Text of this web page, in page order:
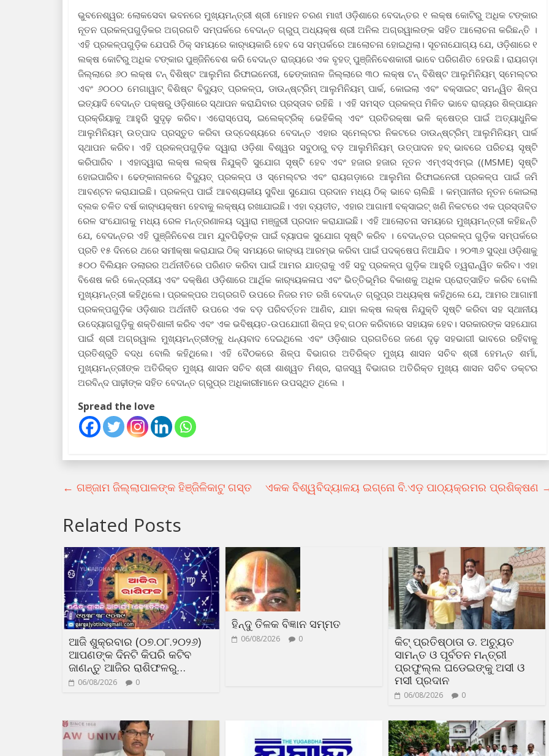
ଭୁବନେଶ୍ୱର: ଲୋକସେବା ଭବନରେ ମୁଖ୍ୟମନ୍ତ୍ରୀ ଶ୍ରୀ ମୋହନ ଚରଣ ମାଝୀ ଓଡ଼ିଶାରେ ବେଦାନ୍ତର ୧ ଲକ୍ଷ କୋଟିରୁ ଅଧିକ ଟଙ୍କାର
ନୂତନ ପ୍ରକଳ୍ପଗୁଡ଼ିକର ଅଗ୍ରଗତି ସମ୍ପର୍କରେ ବେଦାନ୍ତ ଗ୍ରୁପ୍ ଅଧ୍ୟକ୍ଷ ଶ୍ରୀ ଅନିଲ ଅଗ୍ରୱାଲଙ୍କ ସହିତ ଆଲୋଚନା କରିଛନ୍ତି ।
ଏହି ପ୍ରକଳ୍ପଗୁଡ଼ିକ ଯେପରି ଠିକ୍ ସମୟରେ କାର‌୍ୟ୍ୟକାରି ହେବ ସେ ସମ୍ପର୍କରେ ଆଲୋଚନା ହୋଇଥିଲା। ସୂଚନାଯୋଗ୍ୟ ଯେ, ଓଡ଼ିଶାରେ ୧
ଲକ୍ଷ କୋଟିରୁ ଅଧିକ ଟଙ୍କାର ପୁଞ୍ଜିନିବେଶ କରି ବେଦାନ୍ତ ରାଜ୍ୟରେ ଏକ ବୃହତ୍ ପୁଞ୍ଜିନିବେଶକାରୀ ଭାବେ ପରିଗଣିତ ହେଉଛି। ରାୟଗଡ଼ା
ଜିଲ୍ଲାରେ ୬୦ ଲକ୍ଷ ଟନ୍ ବିଶିଷ୍ଟ ଆଲୁମିନା ରିଫାଇନେରୀ, ଢେଙ୍କାନାଳ ଜିଲ୍ଲାରେ ୩୦ ଲକ୍ଷ ଟନ୍ ବିଶିଷ୍ଟ ଆଲୁମିନିୟମ୍ ସ୍ମେଲ୍ଟର
ଏବଂ ୬୦୦୦ ମେଗାୱାଟ୍ ବିଶିଷ୍ଟ ବିଦ୍ୟୁତ୍ ପ୍ରକଳ୍ପ, ଡାଉନ୍ଷ୍ଟ୍ରିମ୍ ଆଲୁମିନିୟମ୍ ପାର୍କ, କୋଇଲା ଏବଂ ବକ୍ସାଇଟ୍ ସମନ୍ୱିତ ଶିଳ୍ପ
ଇତ୍ୟାଦି ବେଦାନ୍ତ ପକ୍ଷରୁ ଓଡ଼ିଶାରେ ସ୍ଥାପନ କରାଯିବାର ପ୍ରସ୍ତାବ ରହିଛି । ଏହି ସମସ୍ତ ପ୍ରକଳ୍ପ ମିଳିତ ଭାବେ ରାଜ୍ୟର ଶିଳ୍ପାୟନ
ପ୍ରକ୍ରିୟାକୁ ଆହୁରି ସୁଦୃଢ଼ କରିବ। ଏରୋସ୍ପେସ୍, ଇଲେକ୍ଟ୍ରିକ୍ ଭେହିକିଲ୍ ଏବଂ ପ୍ରତିରକ୍ଷା ଭଳି କ୍ଷେତ୍ର ପାଇଁ ଅତ୍ୟାଧୁନିକ
ଆଲୁମିନିୟମ୍ ଉତ୍ପାଦ ପ୍ରସ୍ତୁତ କରିବା ଉଦ୍ଦେଶ୍ୟରେ ବେଦାନ୍ତ ଏହାର ସ୍ମେଲ୍ଟର ନିକଟରେ ଡାଉନ୍ଷ୍ଟ୍ରିମ୍ ଆଲୁମିନିୟମ୍ ପାର୍କ
ସ୍ଥାପନ କରିବ। ଏହି ପ୍ରକଳ୍ପଗୁଡ଼ିକ ଦ୍ୱାରା ଓଡ଼ିଶା ବିଶ୍ୱର ସବୁଠାରୁ ବଡ଼ ଆଲୁମିନିୟମ୍ ଉତ୍ପାଦନ ହବ୍ ଭାବରେ ପରିଚୟ ସୃଷ୍ଟି
କରିପାରିବ । ଏହାଦ୍ୱାରା ଲକ୍ଷ ଲକ୍ଷ ନିଯୁକ୍ତି ସୁଯୋଗ ସୃଷ୍ଟି ହେବ ଏବଂ ହଜାର ହଜାର ନୂତନ ଏମ୍ଏସ୍ଏମ୍ଇ ((MSME) ସୃଷ୍ଟି
ହୋଇପାରିବ। ଢେଙ୍କାନାଳରେ ବିଦ୍ୟୁତ୍ ପ୍ରକଳ୍ପ ଓ ସ୍ମେଲ୍ଟର ଏବଂ ରାୟଗଡ଼ାରେ ଆଲୁମିନା ରିଫାଇନେରୀ ପ୍ରକଳ୍ପ ପାଇଁ ଜମି
ଆବଣ୍ଟନ କରାଯାଇଛି। ପ୍ରକଳ୍ପ ପାଇଁ ଆବଶ୍ୟକୀୟ ସୁବିଧା ସୁଯୋଗ ପ୍ରଦାନ ମଧ୍ୟ ଠିକ୍ ଭାବେ ଚାଲିଛି । କମ୍ପାନୀର ନୂତନ କୋଇଲା
ବ୍ଲକ ଚଳିତ ବର୍ଷ କାର‌୍ୟ୍ୟକ୍ଷମ ହେବାକୁ ଲକ୍ଷ୍ୟ ରଖାଯାଇଛି। ଏହା ବ୍ୟତୀତ, ଏହାର ଆଗାମୀ ବକ୍ସାଇଟ୍ ଖଣି ନିକଟରେ ଏକ ପ୍ରସ୍ତାବିତ
ରେଳ ସଂଯୋଗକୁ ମଧ୍ୟ ରେଳ ମନ୍ତ୍ରଣାଳୟ ଦ୍ୱାରା ମଞ୍ଜୁରୀ ପ୍ରଦାନ କରାଯାଇଛି। ଏହି ଆଲୋଚନା ସମୟରେ ମୁଖ୍ୟମନ୍ତ୍ରୀ କହିଛନ୍ତି
ଯେ, ବେଦାନ୍ତର ଏହି ପୁଞ୍ଜିନିବେଶ ଆମ ଯୁବପିଢ଼ିଙ୍କ ପାଇଁ ବ୍ୟାପକ ସୁଯୋଗ ସୃଷ୍ଟି କରିବ । ବେଦାନ୍ତର ପ୍ରକଳ୍ପ ଗୁଡ଼ିକ ସମ୍ପର୍କରେ
ପ୍ରତି ୧୫ ଦିନରେ ଥରେ ସମୀକ୍ଷା କରାଯାଇ ଠିକ୍ ସମୟରେ କାର‌୍ୟ୍ୟ ଆରମ୍ଭ କରିବା ପାଇଁ ପଦକ୍ଷେପ ନିଆଯିବ । ୨୦୩୬ ସୁଦ୍ଧା ଓଡ଼ିଶାକୁ
୫୦୦ ବିଲିୟନ ଡଲାରର ଅର୍ଥନୀତିରେ ପରିଣତ କରିବା ପାଇଁ ଆମର ଯାତ୍ରାକୁ ଏହି ସବୁ ପ୍ରକଳ୍ପ ଗୁଡ଼ିକ ଆହୁରି ତ୍ୱରାନ୍ୱିତ କରିବ। ଏହା
ବିଶେଷ କରି କେନ୍ଦ୍ରୀୟ ଏବଂ ଦକ୍ଷିଣ ଓଡ଼ିଶାରେ ଆର୍ଥିକ କାର‌୍ୟ୍ୟକଳାପ ଏବଂ ଭିତ୍ତିଭୂମିର ବିକାଶକୁ ଅଧିକ ପ୍ରୋତ୍ସାହିତ କରିବ ବୋଲି
ମୁଖ୍ୟମନ୍ତ୍ରୀ କହିଥିଲେ। ପ୍ରକଳ୍ପର ଅଗ୍ରଗତି ଉପରେ ନିଜର ମତ ରଖି ବେଦାନ୍ତ ଗ୍ରୁପ୍ର ଅଧ୍ୟକ୍ଷ କହିଥିଲେ ଯେ, ଆମର ଆଗାମୀ
ପ୍ରକଳ୍ପଗୁଡ଼ିକ ଓଡ଼ିଶାର ଅର୍ଥନୀତି ଉପରେ ଏକ ବଡ଼ ପରିବର୍ତ୍ତନ ଆଣିବ, ଯାହା ଲକ୍ଷ ଲକ୍ଷ ନିଯୁକ୍ତି ସୃଷ୍ଟି କରିବା ସହ ସ୍ଥାନୀୟ
ଉଦ୍ୟୋଗଗୁଡ଼ିକୁ ଶକ୍ତିଶାଳୀ କରିବ ଏବଂ ଏକ ଭବିଷ୍ୟତ-ଉପଯୋଗୀ ଶିଳ୍ପ ହବ୍ ଗଠନ କରିବାରେ ସହାୟକ ହେବ। ସରକାରଙ୍କ ସହଯୋଗ
ପାଇଁ ଶ୍ରୀ ଅଗ୍ରୱାଲ ମୁଖ୍ୟମନ୍ତ୍ରୀଙ୍କୁ ଧନ୍ୟବାଦ ଦେଇଥିଲେ ଏବଂ ଓଡ଼ିଶାର ପ୍ରଗତିରେ ଜଣେ ଦୃଢ଼ ସହଭାଗୀ ଭାବରେ ରହିବାକୁ
ପ୍ରତିଶ୍ରୁତି ବଦ୍ଧ ବୋଲି କହିଥିଲେ। ଏହି ବୈଠକରେ ଶିଳ୍ପ ବିଭାଗର ଅତିରିକ୍ତ ମୁଖ୍ୟ ଶାସନ ସଚିବ ଶ୍ରୀ ହେମନ୍ତ ଶର୍ମା,
ମୁଖ୍ୟମନ୍ତ୍ରୀଙ୍କ ଅତିରିକ୍ତ ମୁଖ୍ୟ ଶାସନ ସଚିବ ଶ୍ରୀ ଶାଶ୍ୱତ ମିଶ୍ର, ରାଜସ୍ୱ ବିଭାଗର ଅତିରିକ୍ତ ମୁଖ୍ୟ ଶାସନ ସଚିବ ଡକ୍ଟର
ଅରବିନ୍ଦ ପାଢ଼ୀଙ୍କ ସହିତ ବେଦାନ୍ତ ଗ୍ରୁପ୍ର ଅଧିକାରୀମାନେ ଉପସ୍ଥିତ ଥିଲେ ।
Spread the love
← ଗଞ୍ଜାମ ଜିଲ୍ଲାପାଳଙ୍କ ହିଞ୍ଜିଳିକାଟୁ ଗସ୍ତ ଏକକ ବିଶ୍ୱବିଦ୍ୟାଳୟ ଇଗ୍ନୋ ବି.ଏଡ଼ ପାଠ୍ୟକ୍ରମର ପ୍ରଶିକ୍ଷଣ
Related Posts
ଆଜି ଶୁକ୍ରବାର (୦୭.୦୮.୨୦୨୬)
ଆପଣଙ୍କ ଦିନଟି କିପରି କଟିବ
ଜାଣନ୍ତୁ ଆଜିର ରାଶିଫଳରୁ…
06/08/2026 0
ହିନ୍ଦୁ ତିଳକ ବିଜ୍ଞାନ ସମ୍ମତ
06/08/2026 0
କିଟ୍ ପ୍ରତିଷ୍ଠାତା ଡ. ଅଚ୍ୟୁତ
ସାମନ୍ତ ଓ ପୂର୍ବତନ ମନ୍ତ୍ରୀ
ପ୍ରଫୁଲ୍ଲ ଘଡେଇଙ୍କୁ ଅସୀ ଓ
ମସୀ ପ୍ରଦାନ
06/08/2026 0